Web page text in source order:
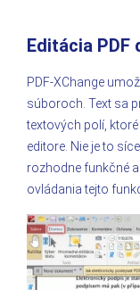
Editácia PDF
PDF-XChange
súboroch. Text sa
textových polí,
editore. Nie je to
rozhodne funkčné
ovládania tejto